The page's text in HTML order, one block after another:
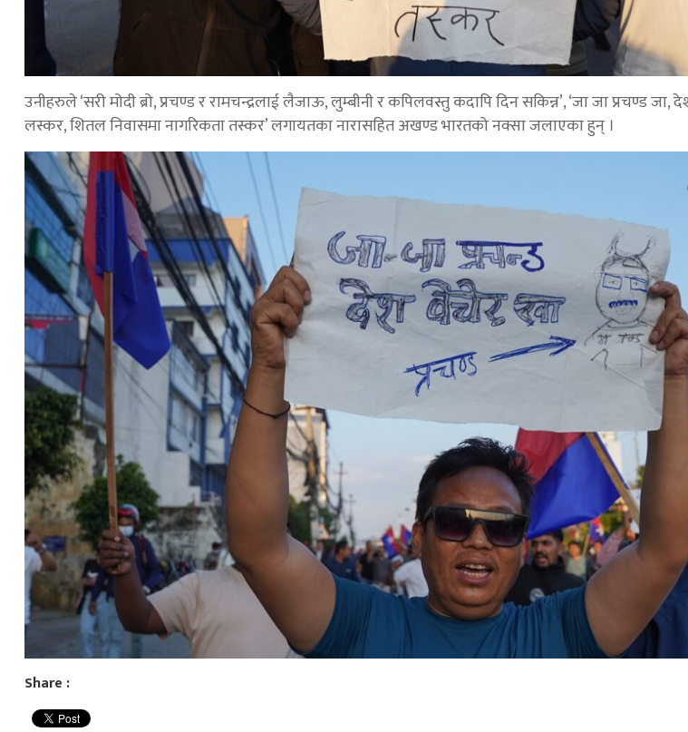
उनीहरुले ‘सरी मोदी ब्रो, प्रचण्ड र रामचन्द्रलाई लैजाऊ, लुम्बीनी र कपिलवस्तु कदापि दिन सकिन्न’, ‘जा जा प्रचण्ड जा,
लस्कर, शितल निवासमा नागरिकता तस्कर’ लगायतका नारासहित अखण्ड भारतको नक्सा जलाएका हुन् ।
Share :